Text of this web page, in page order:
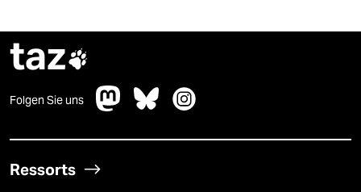
taz
Folgen Sie uns
Ressorts